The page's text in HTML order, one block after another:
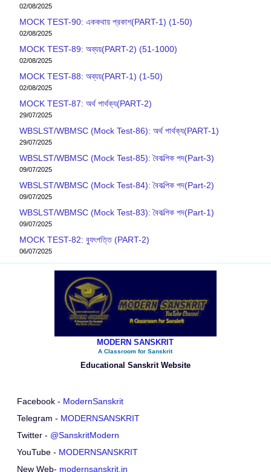
02/08/2025
MOCK TEST-90: এককথায় প্রকাশ(PART-1) (1-50)
02/08/2025
MOCK TEST-89: অব্যয়(PART-2) (51-1000)
02/08/2025
MOCK TEST-88: অব্যয়(PART-1) (1-50)
02/08/2025
MOCK TEST-87: অর্থ পার্থক্য(PART-2)
29/07/2025
WBSLST/WBMSC (Mock Test-86): অর্থ পার্থক্য(PART-1)
29/07/2025
WBSLST/WBMSC (Mock Test-85): বৈকল্পিক পদ(Part-3)
09/07/2025
WBSLST/WBMSC (Mock Test-84): বৈকল্পিক পদ(Part-2)
09/07/2025
WBSLST/WBMSC (Mock Test-83): বৈকল্পিক পদ(Part-1)
09/07/2025
MOCK TEST-82: ব‍্যুৎপত্তি (PART-2)
06/07/2025
MODERN SANSKRIT
A Classroom for Sanskrit
Educational Sanskrit Website
Facebook - ModernSanskrit
Telegram - MODERNSANSKRIT
Twitter - @SanskritModern
YouTube - MODERNSANSKRIT
New Web- modernsanskrit.in